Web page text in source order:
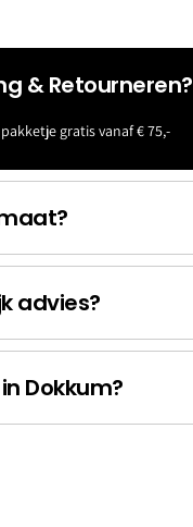
& Retourneren?
gratis vanaf € 75,-
advies?
Dokkum?